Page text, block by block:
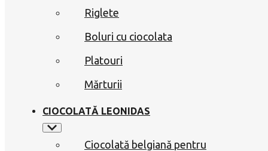
Riglete
Boluri cu ciocolata
Platouri
Mărturii
CIOCOLATĂ LEONIDAS
Ciocolată belgiană pentru